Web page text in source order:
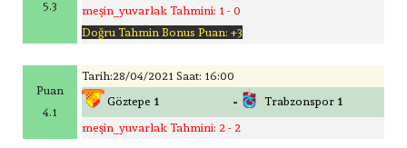
5.3
meşin_yuvarlak Tahmini: 1 - 0
Doğru Tahmin Bonus Puan: +3
Puan
4.1
Tarih:28/04/2021 Saat: 16:00
Göztepe 1 - Trabzonspor 1
meşin_yuvarlak Tahmini: 2 - 2